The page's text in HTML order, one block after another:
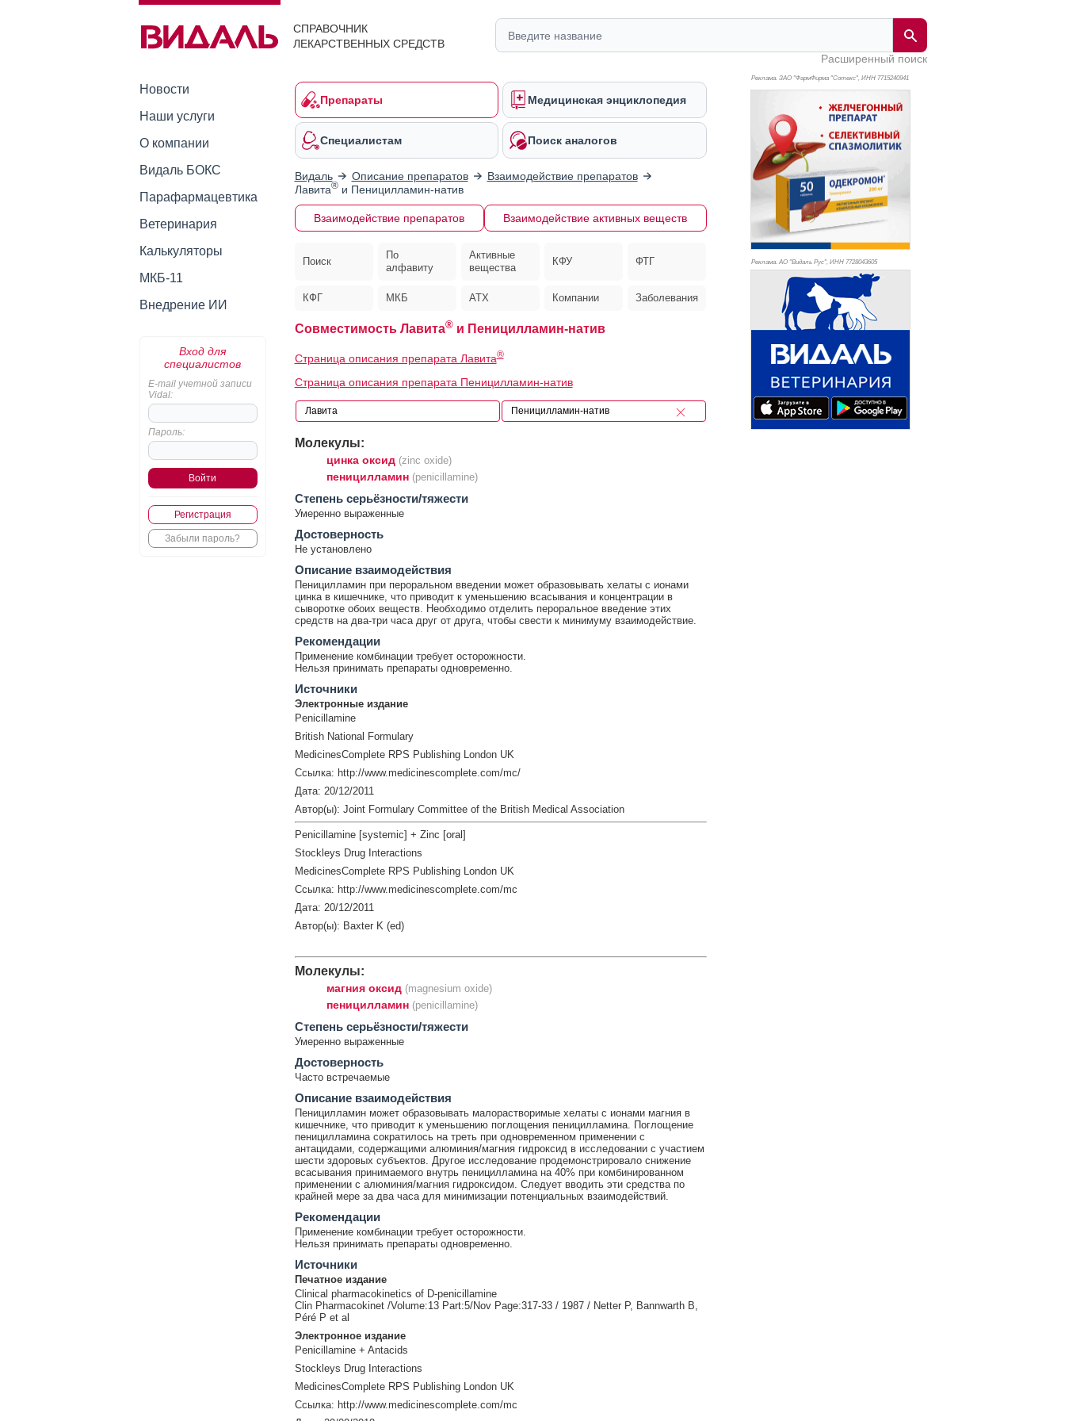
СПРАВОЧНИК
ЛЕКАРСТВЕННЫХ СРЕДСТВ
Расширенный поиск
Новости
Наши услуги
О компании
Видаль БОКС
Парафармацевтика
Ветеринария
Калькуляторы
МКБ-11
Внедрение ИИ
Вход для
специалистов
E-mail учетной записи
Vidal:
Пароль:
Регистрация
Забыли пароль?
Препараты Медицинская энциклопедия
Специалистам Поиск аналогов
Видаль Описание препаратов
Взаимодействие препаратов
Лавита®и Пеницилламин-натив
Взаимодействие препаратов Взаимодействие активных веществ
Поиск
По
алфавиту
Активные
вещества
КФУ ФТГ
КФГ МКБ АТХ Компании Заболевания
Совместимость Лавита®и Пеницилламин-натив
Страница описания препарата Лавита®
Страница описания препарата Пеницилламин-натив
Молекулы:
цинка оксид (zinc oxide)
пеницилламин (penicillamine)
Cтепень серьёзности/тяжести
Умеренно выраженные
Достоверность
Не установлено
Описание взаимодействия
Пеницилламин при пероральном введении может образовывать хелаты с ионами
цинка в кишечнике, что приводит к уменьшению всасывания и концентрации в
сыворотке обоих веществ. Необходимо отделить пероральное введение этих
средств на два-три часа друг от друга, чтобы свести к минимуму взаимодействие.
Рекомендации
Применение комбинации требует осторожности.
Нельзя принимать препараты одновременно.
Источники
Электронные издание
Penicillamine
British National Formulary
MedicinesComplete RPS Publishing London UK
Ссылка: http://www.medicinescomplete.com/mc/
Дата: 20/12/2011
Автор(ы): Joint Formulary Committee of the British Medical Association
Penicillamine [systemic] + Zinc [oral]
Stockleys Drug Interactions
MedicinesComplete RPS Publishing London UK
Ссылка: http://www.medicinescomplete.com/mc
Дата: 20/12/2011
Автор(ы): Baxter K (ed)
Молекулы:
магния оксид (magnesium oxide)
пеницилламин (penicillamine)
Cтепень серьёзности/тяжести
Умеренно выраженные
Достоверность
Часто встречаемые
Описание взаимодействия
Пеницилламин может образовывать малорастворимые хелаты с ионами магния в
кишечнике, что приводит к уменьшению поглощения пеницилламина. Поглощение
пеницилламина сократилось на треть при одновременном применении с
антацидами, содержащими алюминия/магния гидроксид в исследовании с участием
шести здоровых субъектов. Другое исследование продемонстрировало снижение
всасывания принимаемого внутрь пеницилламина на 40% при комбинированном
применении с алюминия/магния гидроксидом. Следует вводить эти средства по
крайней мере за два часа для минимизации потенциальных взаимодействий.
Рекомендации
Применение комбинации требует осторожности.
Нельзя принимать препараты одновременно.
Источники
Печатное издание
Clinical pharmacokinetics of D-penicillamine
Clin Pharmacokinet /Volume:13 Part:5/Nov Page:317-33 / 1987 / Netter P, Bannwarth B,
Péré P et al
Электронное издание
Penicillamine + Antacids
Stockleys Drug Interactions
MedicinesComplete RPS Publishing London UK
Ссылка: http://www.medicinescomplete.com/mc
Реклама. ЗАО "ФармФирма "Сотекс", ИНН 7715240941
Реклама. АО "Видаль Рус", ИНН 7728043605